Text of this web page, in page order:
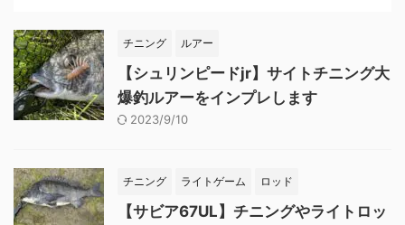
チニング ルアー
【シュリンピードjr】サイトチニング大
爆釣ルアーをインプレします
2023/9/10
チニング ライトゲーム ロッド
【サビア67UL】チニングやライトロッ